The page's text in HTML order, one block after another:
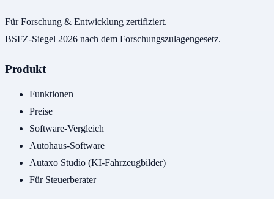
Für Forschung & Entwicklung zertifiziert.
BSFZ-Siegel 2026 nach dem Forschungszulagengesetz.
Produkt
Funktionen
Preise
Software-Vergleich
Autohaus-Software
Autaxo Studio (KI-Fahrzeugbilder)
Für Steuerberater